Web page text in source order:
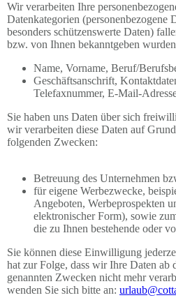
Wir verarbeiten Ihre
Datenkategorien (personenbezogene
besonders schützenswerte Daten)
bzw. von Ihnen bekanntgeben
Name, Vorname, Beruf/
Geschäftsanschrift,
Telefaxnummer, E-Mail-
Sie haben uns Daten über sich
wir verarbeiten diese Daten auf
folgenden Zwecken:
Betreuung des Unternehmen
für eigene Werbezwecke,
Angeboten, Werbeprospekten
elektronischer Form), sowie
die zu Ihnen bestehende oder
Sie können diese Einwilligung
hat zur Folge, dass wir Ihre Daten ab
genannten Zwecken nicht mehr
wenden Sie sich bitte an: